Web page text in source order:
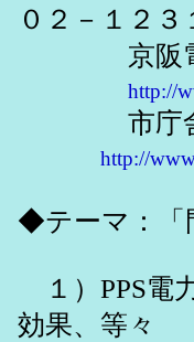
０２－１２３
京阪電鉄
http://
市庁舎
http://
◆テーマ：「
１）PPS電
効果、等々